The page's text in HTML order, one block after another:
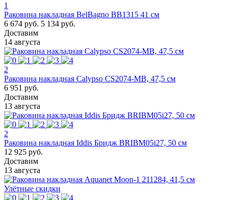
1
Раковина накладная BelBagno BB1315 41 см
6 674 руб. 5 134 руб.
Доставим
14 августа
2
Раковина накладная Calypso CS2074-MB, 47,5 см
6 951 руб.
Доставим
13 августа
2
Раковина накладная Iddis Бридж BRIBM05i27, 50 см
12 925 руб.
Доставим
13 августа
Улётные скидки